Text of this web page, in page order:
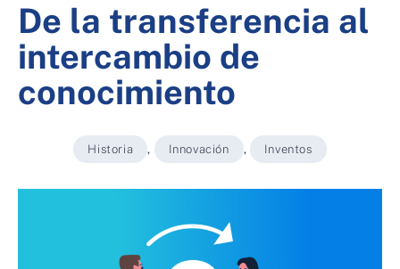
De la transferencia al
intercambio de
conocimiento
Historia , Innovación , Inventos